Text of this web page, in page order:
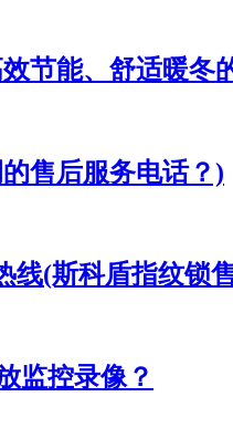
节能、舒适暖冬
售后服务电话？)
线(斯科盾指纹锁
监控录像？